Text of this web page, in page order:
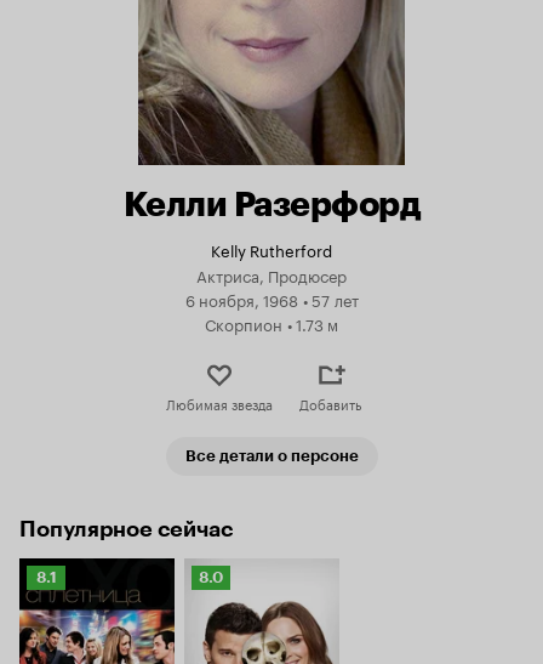
Келли Разерфорд
Kelly Rutherford
Актриса, Продюсер
6 ноября, 1968 •57 лет
Скорпион •1.73 м
Любимая звезда Добавить
Все детали о персоне
Популярное сейчас
Рейтинг
Кинопоиска
8.1
8.1
Рейтинг
Кинопоиска
8.0
8.0